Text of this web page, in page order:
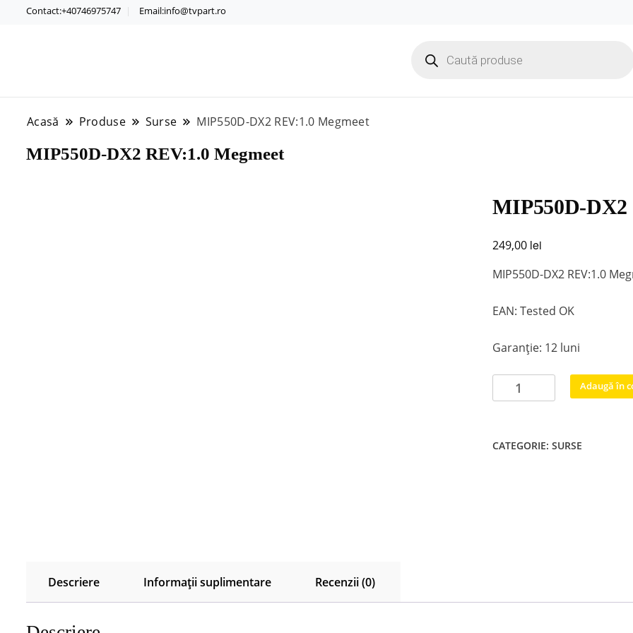
Contact:+40746975747 Email:info@tvpart.ro
search
Acasă Produse Surse MIP550D-DX2 REV:1.0 Megmeet
MIP550D-DX2 REV:1.0 Megmeet
MIP550D-DX2
249,00 lei
MIP550D-DX2 REV:1.0
EAN: Tested OK
Garanție: 12 luni
Cantitate
MIP550D-
Megmeet
Adaugă în
CATEGORIE:SURSE
Descriere Informații suplimentare Recenzii (0)